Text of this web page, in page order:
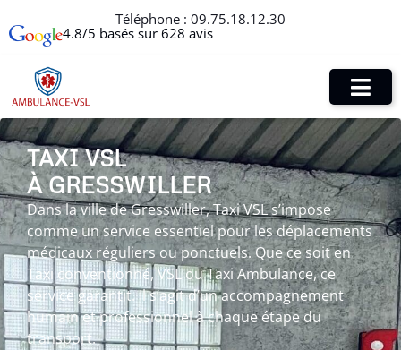
Téléphone : 09.75.18.12.30
4.8/5 basés sur 628 avis
TAXI VSL
À GRESSWILLER
Dans la ville de Gresswiller, Taxi VSL s’impose
comme un service essentiel pour les déplacements
médicaux réguliers ou ponctuels. Que ce soit en
Taxi conventionné, VSL ou Taxi Ambulance, ce
service garantit. Il s’agit d’un accompagnement
humain et professionnel à chaque étape du
transport.